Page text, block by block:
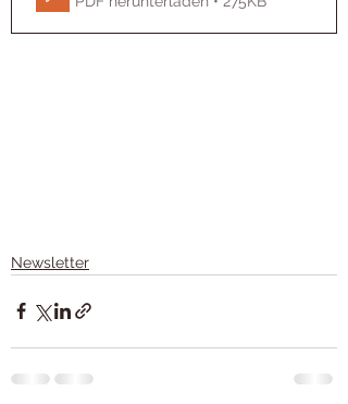
Newsletter